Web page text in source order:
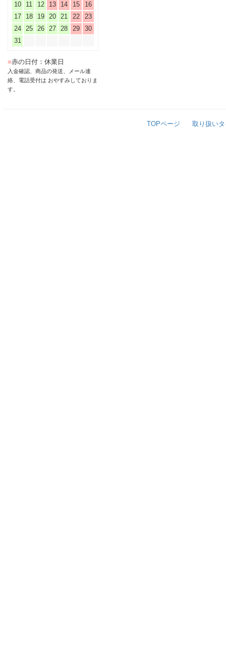
10
11 12 13 14 15
16
17
18 19 20 21 22
23
24
25 26 27 28 29
30
31
■赤の日付：休業日
入金確認、商品の発送、メール連
絡、電話受付は おやすみしておりま
す。
TOPページ 取り扱い